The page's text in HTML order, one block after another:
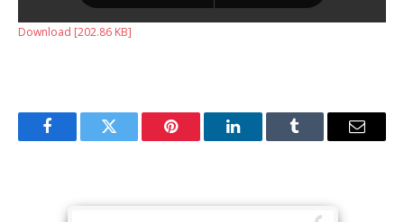
Download [202.86 KB]
FacebookTwitter Pinterest LinkedInTumblr Email